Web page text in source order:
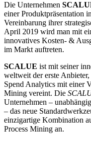
Die Unternehmen
einer Produktpräsentation
Vereinbarung ihrer
April 2019 wird man mit
innovatives Kosten- &
im Markt auftreten.
SCALUE ist mit seiner
weltweit der erste
Spend Analytics mit einer
Mining vereint. Die
Unternehmen –
– das neue
einzigartige Kombination
Process Mining an.